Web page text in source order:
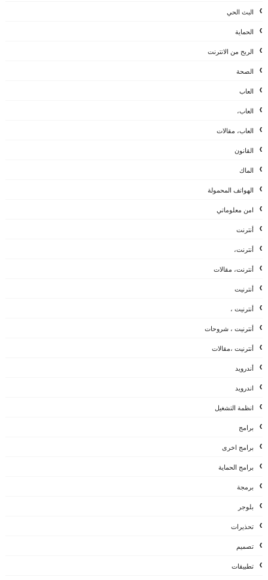
البث الحي
الحماية
الربح من الانترنت
الصحة
العاب
العاب،
العاب، مقالات
القانون
الماك
الهواتف المحمولة
امن معلوماتي
أنترنت
أنترنت،
أنترنت، مقالات
أنترنيت
أنترنيت ،
أنترنيت ، شروحات
أنترنيت ،مقالات
أندرويد
اندرويد
انظمة التشغيل
برامج
برامج اخرى
برامج الحماية
برمجة
بلوجر
تحذيرات
تصميم
تطبيقات